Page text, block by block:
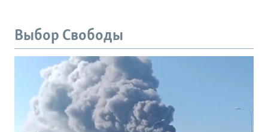
Выбор Свободы